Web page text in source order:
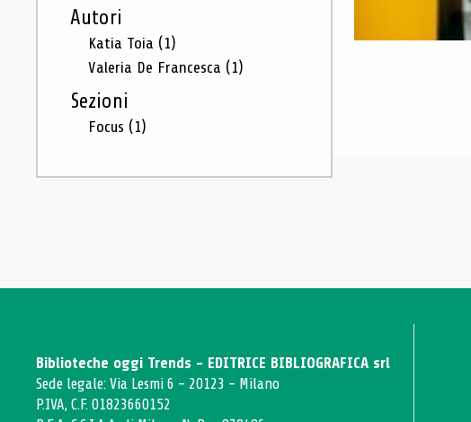
Autori
Katia Toia (1)
Valeria De Francesca (1)
Sezioni
Focus (1)
Biblioteche oggi Trends - EDITRICE BIBLIOGRAFICA srl
Sede legale: Via Lesmi 6 - 20123 - Milano
P.IVA, C.F. 01823660152